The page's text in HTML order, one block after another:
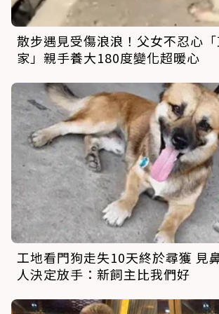
散步遇見受傷浪浪！父女不忍心
家」親手養大180度變化超暖心
工地看門狗走失10天終於尋獲 見
人決定放手：新飼主比我們好